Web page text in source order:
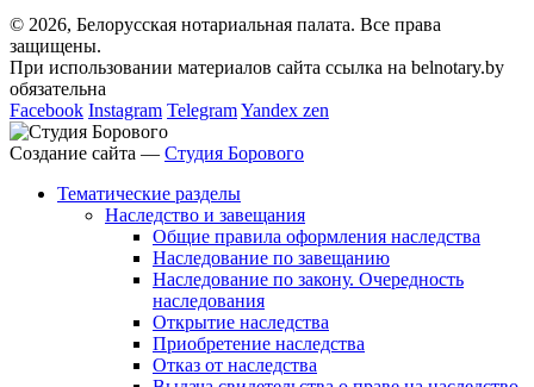
© 2026, Белорусская нотариальная палата. Все права
защищены.
При использовании материалов сайта ссылка на belnotary.by
обязательна
Facebook Instagram TelegramYandex zen
Создание сайта — Студия Борового
Тематические разделы
Наследство и завещания
Общие правила оформления наследства
Наследование по завещанию
Наследование по закону. Очередность
наследования
Открытие наследства
Приобретение наследства
Отказ от наследства